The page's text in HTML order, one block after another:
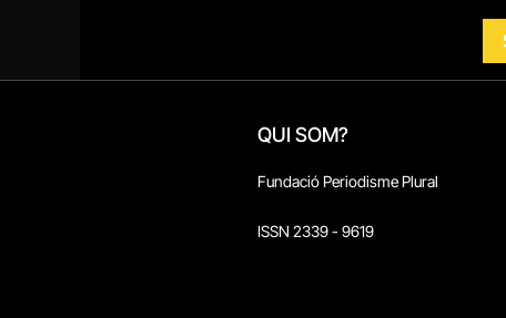
QUI SOM?
Fundació Periodisme Plural
ISSN 2339 - 9619